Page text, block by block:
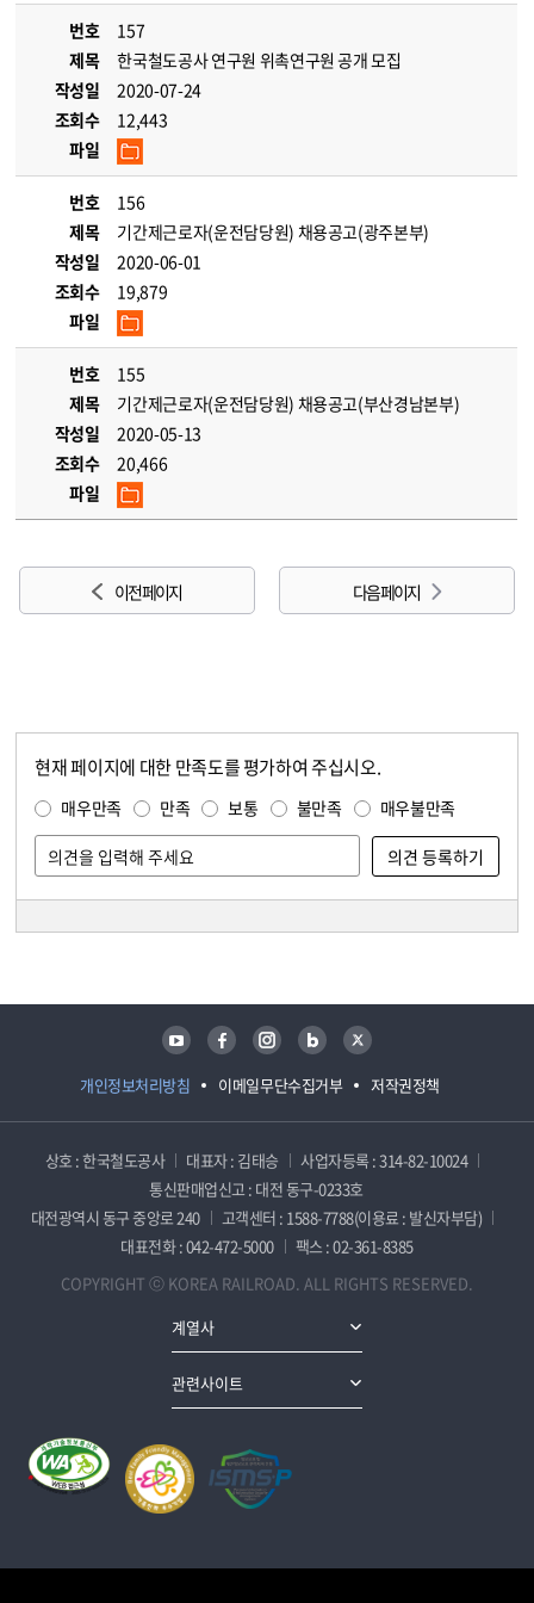
번호
157
제목
한국철도공사 연구원 위촉연구원 공개 모집
작성일
2020-07-24
조회수
12,443
파일
번호
156
제목
기간제근로자(운전담당원) 채용공고(광주본부)
작성일
2020-06-01
조회수
19,879
파일
번호
155
제목
기간제근로자(운전담당원) 채용공고(부산경남본부)
작성일
2020-05-13
조회수
20,466
파일
이전 페이지 다음 페이지
현재 페이지에 대한 만족도를 평가하여 주십시오.
매우만족 만족 보통 불만족 매우불만족
개인정보처리방침 이메일무단수집거부 저작권정책
유튜브 페이스북 인스타그램 블로그 트위터
상호 : 한국철도공사 대표자 : 김태승
사업자등록 : 314-82-10024
통신판매업신고 : 대전 동구-0233호
대전광역시 동구 중앙로 240
고객센터 : 1588-7788(이용료 : 발신자부담)
대표전화 : 042-472-5000
팩스 : 02-361-8385
COPYRIGHT ⓒ KOREA RAILROAD. ALL RIGHTS RESERVED.
계열사
관련사이트